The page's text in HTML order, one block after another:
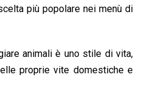
più popolare nei menù di
animali è uno stile di vita,
proprie vite domestiche e